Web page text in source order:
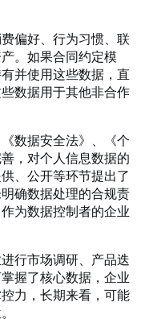
偏好、行为习惯、联
。如果合同约定模
并使用这些数据，直
数据用于其他非合作
数据安全法》、《个
，对个人信息数据的
、公开等环节提出了
确数据处理的合规责
为数据控制者的企业
行市场调研、产品迭
握了核心数据，企业
力，长期来看，可能